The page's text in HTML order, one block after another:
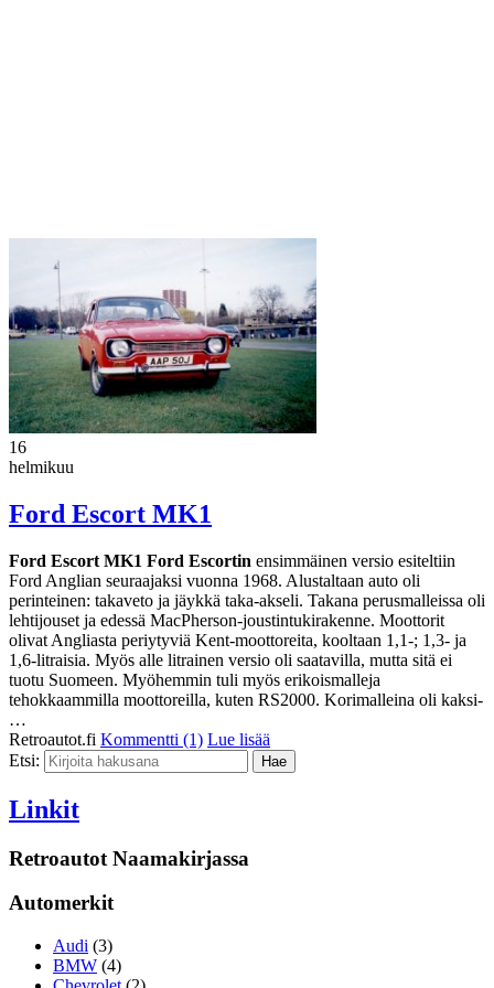
16
helmikuu
Ford Escort MK1
Ford Escort MK1 Ford Escortin ensimmäinen versio esiteltiin
Ford Anglian seuraajaksi vuonna 1968. Alustaltaan auto oli
perinteinen: takaveto ja jäykkä taka-akseli. Takana perusmalleissa oli
lehtijouset ja edessä MacPherson-joustintukirakenne. Moottorit
olivat Angliasta periytyviä Kent-moottoreita, kooltaan 1,1-; 1,3- ja
1,6-litraisia. Myös alle litrainen versio oli saatavilla, mutta sitä ei
tuotu Suomeen. Myöhemmin tuli myös erikoismalleja
tehokkaammilla moottoreilla, kuten RS2000. Korimalleina oli kaksi-
…
Retroautot.fi Kommentti (1) Lue lisää
Etsi:
Linkit
Retroautot Naamakirjassa
Automerkit
Audi (3)
BMW (4)